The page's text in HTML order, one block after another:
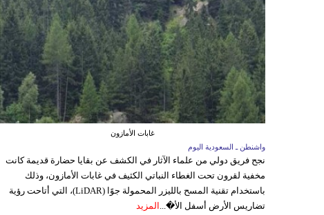
غابات الأمازون
واشنطن ـ السعودية اليوم
نجح فريق دولي من علماء الآثار في الكشف عن بقايا حضارة قديمة كانت
مخفية لقرون تحت الغطاء النباتي الكثيف في غابات الأمازون، وذلك
باستخدام تقنية المسح بالليزر المحمولة جوًا (LiDAR)، التي أتاحت رؤية
تضاريس الأرض أسفل الأ�... المزيد